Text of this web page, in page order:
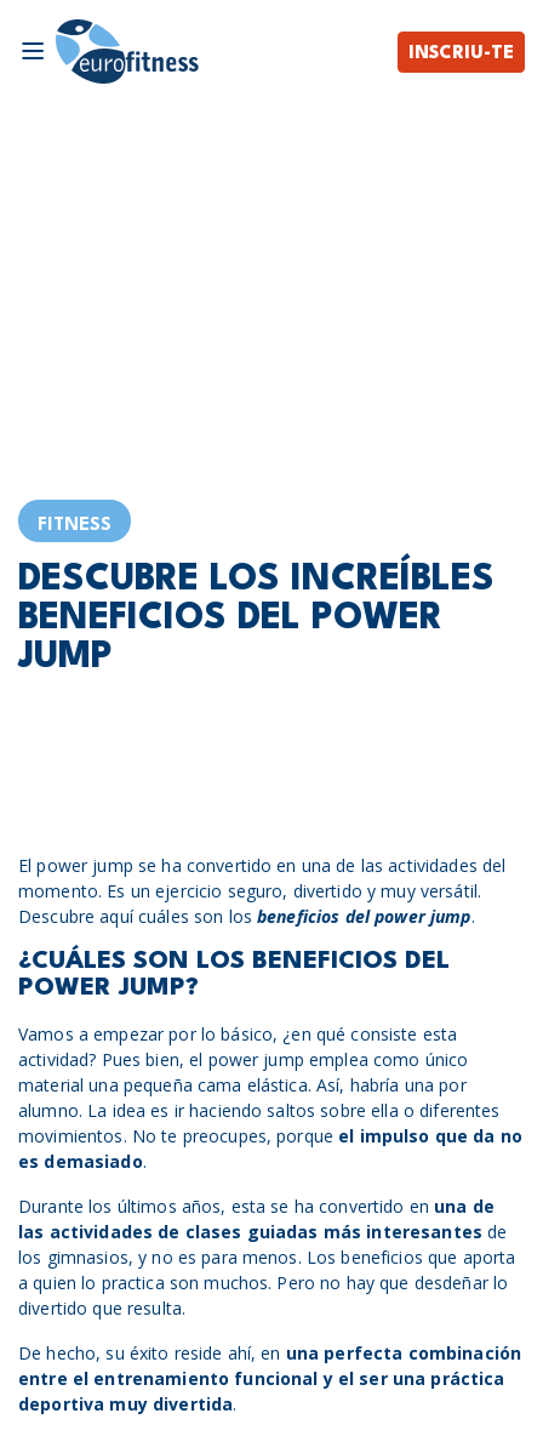
INSCRIU-TE
FITNESS
DESCUBRE LOS INCREÍBLES
BENEFICIOS DEL POWER
JUMP
El power jump se ha convertido en una de las actividades del
momento. Es un ejercicio seguro, divertido y muy versátil.
Descubre aquí cuáles son losbeneficios del power jump.
¿CUÁLES SON LOS BENEFICIOS DEL
POWER JUMP?
Vamos a empezar por lo básico, ¿en qué consiste esta
actividad? Pues bien, el power jump emplea como único
material una pequeña cama elástica. Así, habría una por
alumno. La idea es ir haciendo saltos sobre ella o diferentes
movimientos. No te preocupes, porque el impulso que da no
es demasiado.
Durante los últimos años, esta se ha convertido en una de
las actividades de clases guiadas más interesantes de
los gimnasios, y no es para menos. Los beneficios que aporta
a quien lo practica son muchos. Pero no hay que desdeñar lo
divertido que resulta.
De hecho, su éxito reside ahí, en una perfecta combinación
entre el entrenamiento funcional y el ser una práctica
deportiva muy divertida.